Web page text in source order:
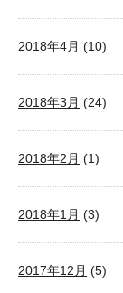
2018年4月 (10)
2018年3月 (24)
2018年2月 (1)
2018年1月 (3)
2017年12月 (5)